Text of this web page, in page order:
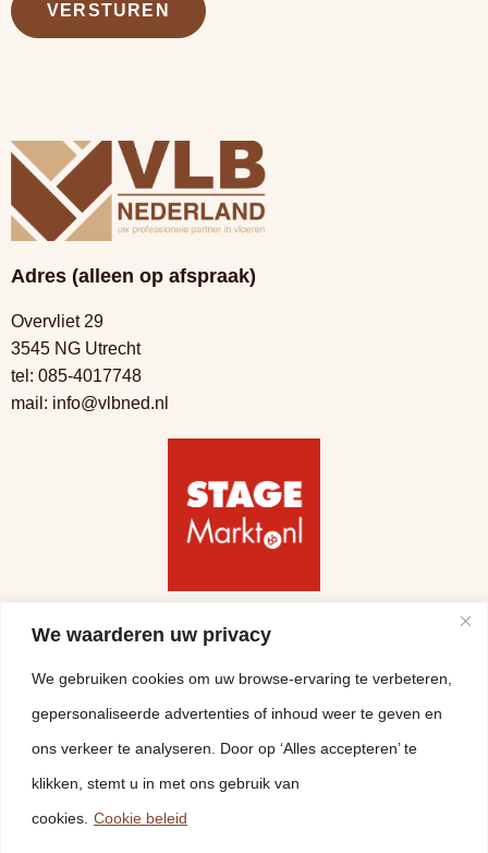
We waarderen uw privacy
We gebruiken cookies om uw browse-ervaring te verbeteren,
gepersonaliseerde advertenties of inhoud weer te geven en
ons verkeer te analyseren. Door op ‘Alles accepteren’ te
klikken, stemt u in met ons gebruik van
cookies. Cookie beleid
VERSTUREN
Adres (alleen op afspraak)
Overvliet 29
3545 NG Utrecht
tel: 085-4017748
mail: info@vlbned.nl
Volg ons